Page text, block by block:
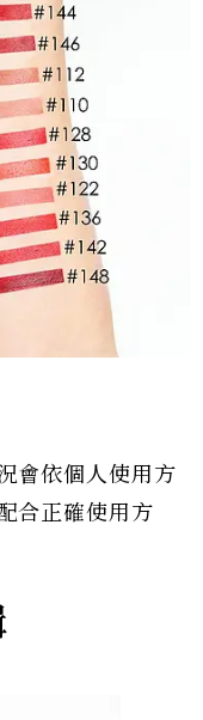
會依個人使用方
合正確使用方